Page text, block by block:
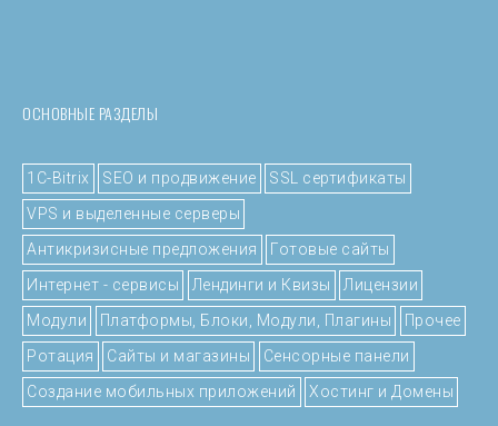
ОСНОВНЫЕ РАЗДЕЛЫ
1C-Bitrix SEO и продвижение
SSL сертификаты
VPS и выделенные серверы
Антикризисные предложения
Готовые сайты
Интернет - сервисы
Лендинги и Квизы
Лицензии
Модули
Платформы, Блоки, Модули, Плагины
Прочее
Ротация
Сайты и магазины
Сенсорные панели
Создание мобильных приложений
Хостинг и Домены